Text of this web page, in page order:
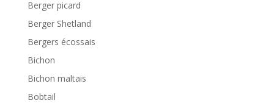
Berger picard
Berger Shetland
Bergers écossais
Bichon
Bichon maltais
Bobtail